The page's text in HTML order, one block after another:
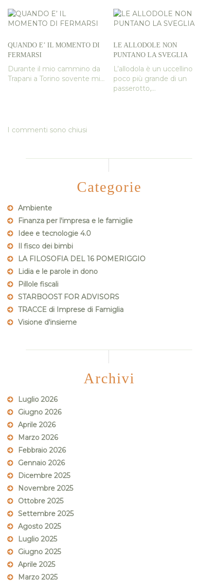
QUANDO E’ IL MOMENTO DI
FERMARSI
Durante il mio cammino da
Trapani a Torino sovente mi...
LE ALLODOLE NON
PUNTANO LA SVEGLIA
L’allodola è un uccellino
poco più grande di un
passerotto,...
I commenti sono chiusi
Categorie
Ambiente
Finanza per l'impresa e le famiglie
Idee e tecnologie 4.0
Il fisco dei bimbi
LA FILOSOFIA DEL 16 POMERIGGIO
Lidia e le parole in dono
Pillole fiscali
STARBOOST FOR ADVISORS
TRACCE di Imprese di Famiglia
Visione d'insieme
Archivi
Luglio 2026
Giugno 2026
Aprile 2026
Marzo 2026
Febbraio 2026
Gennaio 2026
Dicembre 2025
Novembre 2025
Ottobre 2025
Settembre 2025
Agosto 2025
Luglio 2025
Giugno 2025
Aprile 2025
Marzo 2025